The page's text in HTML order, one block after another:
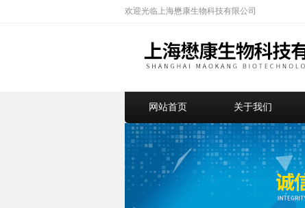
欢迎光临上海懋康生物科技有限公司
网站首页 关于我们